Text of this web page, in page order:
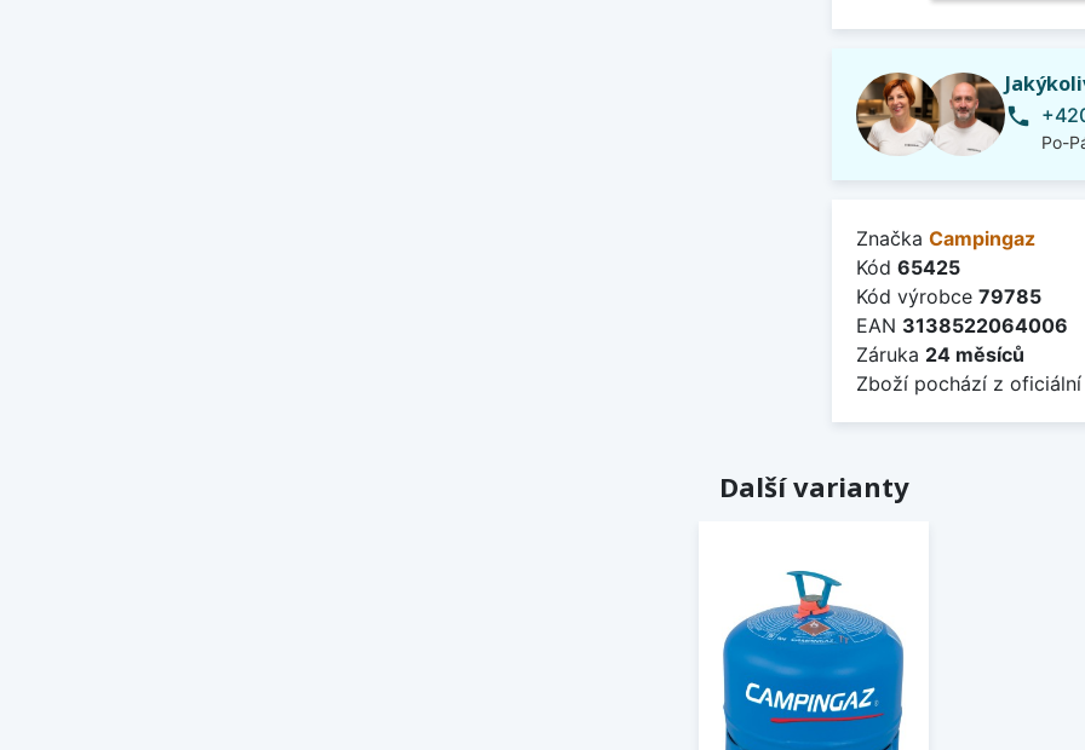
phone
Po-
Značka Campingaz
Kód 65425
Kód výrobce 79785
EAN 3138522064006
Záruka 24 měsíců
Zboží pochází z
Další varianty